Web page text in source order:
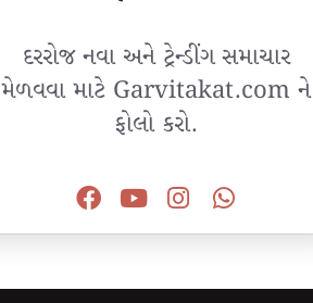
દરરોજ નવા અને ટ્રેન્ડીંગ સમાચાર
મેળવવા માટે Garvitakat.com ને
ફોલો કરો.